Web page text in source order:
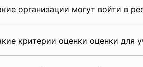
организации могут войти в
критерии оценки оценки для